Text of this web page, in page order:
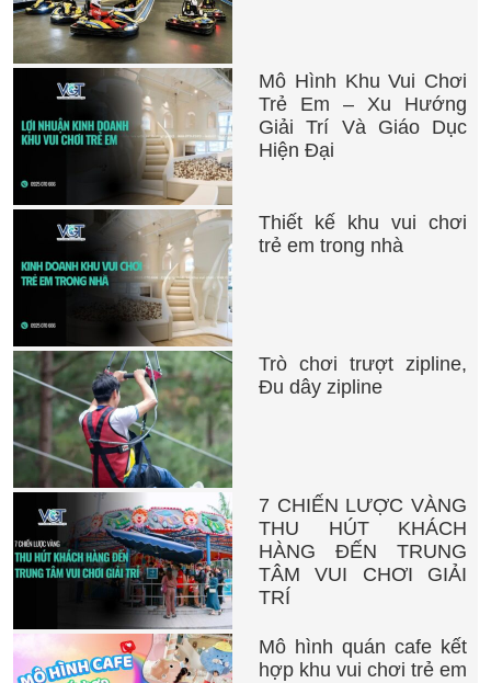
Mô Hình Khu Vui Chơi
Trẻ Em – Xu Hướng
Giải Trí Và Giáo Dục
Hiện Đại
Thiết kế khu vui chơi
trẻ em trong nhà
Trò chơi trượt zipline,
Đu dây zipline
7 CHIẾN LƯỢC VÀNG
THU HÚT KHÁCH
HÀNG ĐẾN TRUNG
TÂM VUI CHƠI GIẢI
TRÍ
Mô hình quán cafe kết
hợp khu vui chơi trẻ em